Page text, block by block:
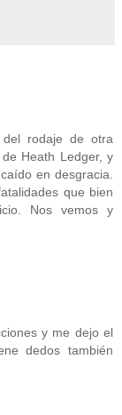
rodaje de otra
Heath Ledger, y
en desgracia.
que bien
Nos vemos y
y me dejo el
dedos también